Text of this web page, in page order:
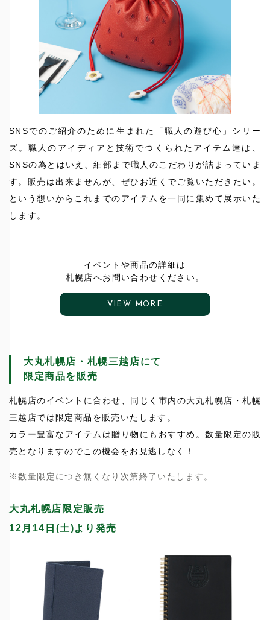
SNSでのご紹介のために生まれた「職人の遊び心」シリー
ズ。職人のアイディアと技術でつくられたアイテム達は、
SNSの為とはいえ、細部まで職人のこだわりが詰まっていま
す。販売は出来ませんが、ぜひお近くでご覧いただきたい。
という想いからこれまでのアイテムを一同に集めて展示いた
します。
イベントや商品の詳細は
札幌店へお問い合わせください。
VIEW MORE
大丸札幌店・札幌三越店にて
限定商品を販売
札幌店のイベントに合わせ、同じく市内の大丸札幌店・札幌
三越店では限定商品を販売いたします。
カラー豊富なアイテムは贈り物にもおすすめ。数量限定の販
売となりますのでこの機会をお見逃しなく！
※数量限定につき無くなり次第終了いたします。
大丸札幌店限定販売
12月14日(土)より発売